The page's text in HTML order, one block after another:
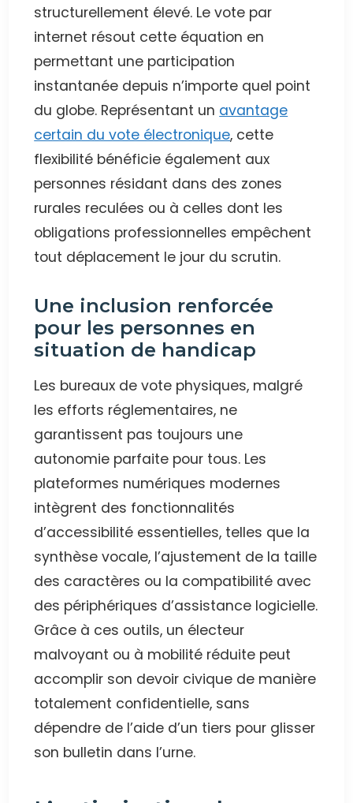
structurellement élevé. Le vote par
internet résout cette équation en
permettant une participation
instantanée depuis n’importe quel point
du globe. Représentant un avantage
certain du vote électronique, cette
flexibilité bénéficie également aux
personnes résidant dans des zones
rurales reculées ou à celles dont les
obligations professionnelles empêchent
tout déplacement le jour du scrutin.
Une inclusion renforcée
pour les personnes en
situation de handicap
Les bureaux de vote physiques, malgré
les efforts réglementaires, ne
garantissent pas toujours une
autonomie parfaite pour tous. Les
plateformes numériques modernes
intègrent des fonctionnalités
d’accessibilité essentielles, telles que la
synthèse vocale, l’ajustement de la taille
des caractères ou la compatibilité avec
des périphériques d’assistance logicielle.
Grâce à ces outils, un électeur
malvoyant ou à mobilité réduite peut
accomplir son devoir civique de manière
totalement confidentielle, sans
dépendre de l’aide d’un tiers pour glisser
son bulletin dans l’urne.